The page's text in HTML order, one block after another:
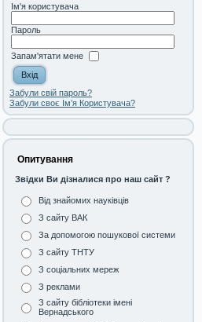
Ім'я користувача
Пароль
Запам'ятати мене
Забули свій пароль?
Забули своє Ім’я Користувача?
Опитування
Звідки Ви дізналися про наш сайт ?
Від знайомих науківців
З сайту ВАК
За допомогою пошукової системи
З сайту ТНТУ
З соціальних мереж
З реклами
З сайту бібліотеки імені
Вернадського